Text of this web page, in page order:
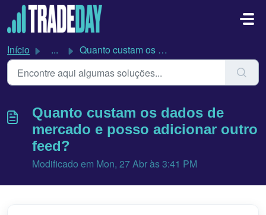
Avançar para o conteúdo principal
Início ... Quanto custam os dados de mercado e posso adicionar outro...
Quanto custam os dados de
mercado e posso adicionar outro
feed?
Modificado em Mon, 27 Abr às 3:41 PM